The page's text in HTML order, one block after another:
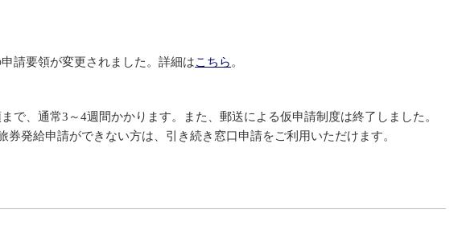
請要領が変更されました。詳細はこちら 。
、通常3～4週間かかります。また、郵送による仮申請制度は終了しました。
発給申請ができない方は、引き続き窓口申請をご利用いただけます。